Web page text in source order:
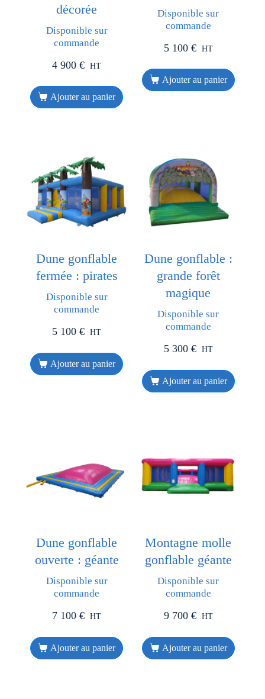
décorée
Disponible sur
commande
4 900€ HT
Ajouter au panier
Disponible sur
commande
5 100 € HT
Ajouter au panier
Dune gonflable
fermée : pirates
Disponible sur
commande
5 100€ HT
Ajouter au panier
Dune gonflable :
grande forêt
magique
Disponible sur
commande
5 300 € HT
Ajouter au panier
Dune gonflable
ouverte : géante
Disponible sur
commande
7 100€ HT
Ajouter au panier
Montagne molle
gonflable géante
Disponible sur
commande
9 700 € HT
Ajouter au panier